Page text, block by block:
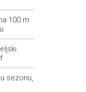
100 m
sezonu,